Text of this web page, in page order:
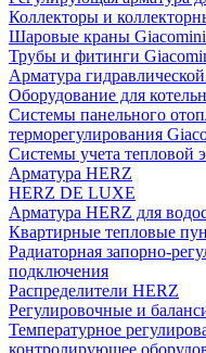
Коллекторы и
Шаровые краны Giacomini
Трубы и фитинги
Арматура
Оборудование для
Системы панельного
терморегулирования
Системы учета тепловой
Арматура HERZ
HERZ DE LUXE
Арматура HERZ для
Квартирные тепловые
Радиаторная запорно-
подключения
Распределители HERZ
Регулировочные и
Температурное
контролирующее